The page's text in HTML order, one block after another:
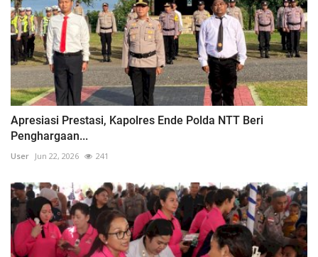
Apresiasi Prestasi, Kapolres Ende Polda NTT Beri
Penghargaan...
User Jun 22, 2026 241